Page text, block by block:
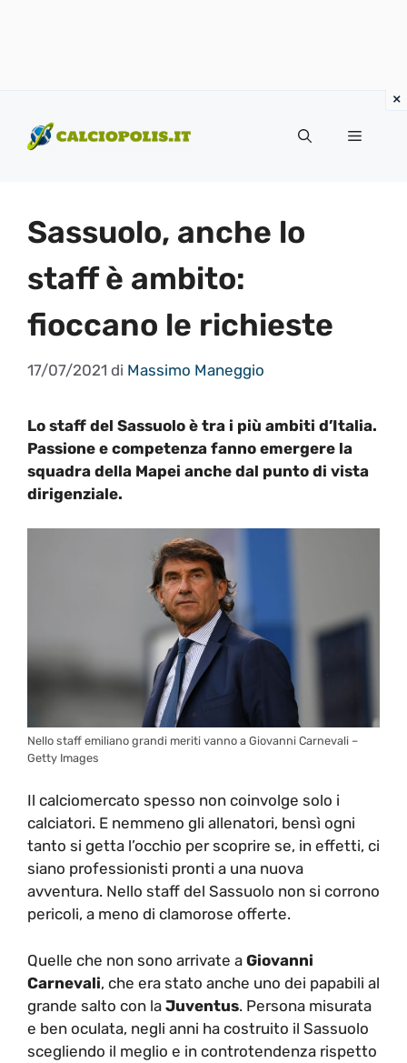
contenuto
Menu
Sassuolo, anche lo
staff è ambito:
fioccano le richieste
17/07/2021 di Massimo Maneggio
Lo staff del Sassuolo è tra i più ambiti d’Italia.
Passione e competenza fanno emergere la
squadra della Mapei anche dal punto di vista
dirigenziale.
Nello staff emiliano grandi meriti vanno a Giovanni Carnevali –
Getty Images
Il calciomercato spesso non coinvolge solo i
calciatori. E nemmeno gli allenatori, bensì ogni
tanto si getta l’occhio per scoprire se, in effetti, ci
siano professionisti pronti a una nuova
avventura. Nello staff del Sassuolo non si corrono
pericoli, a meno di clamorose offerte.
Quelle che non sono arrivate a Giovanni
Carnevali, che era stato anche uno dei papabili al
grande salto con la Juventus. Persona misurata
e ben oculata, negli anni ha costruito il Sassuolo
scegliendo il meglio e in controtendenza rispetto